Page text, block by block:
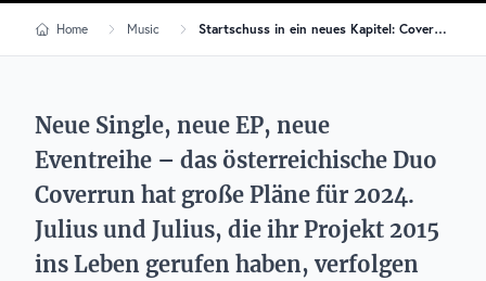
Home Music Startschuss in ein neues Kapitel: Coverrun veröffentlichen „Addicted To You“
Neue Single, neue EP, neue
Eventreihe – das österreichische Duo
Coverrun hat große Pläne für 2024.
Julius und Julius, die ihr Projekt 2015
ins Leben gerufen haben, verfolgen